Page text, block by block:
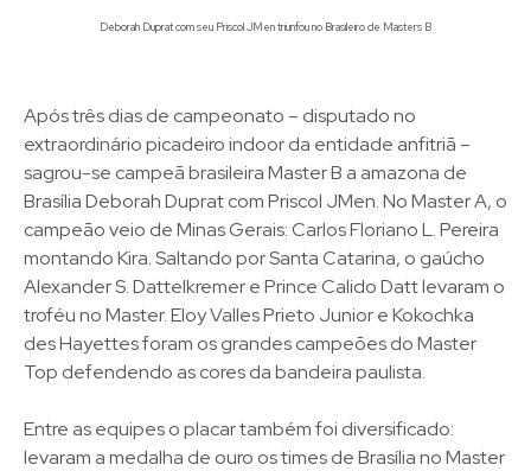
Deborah Duprat com seu Priscol JMen triunfou no Brasileiro de Masters B
Após três dias de campeonato – disputado no
extraordinário picadeiro indoor da entidade anfitriã –
sagrou-se campeã brasileira Master B a amazona de
Brasília Deborah Duprat com Priscol JMen. No Master A, o
campeão veio de Minas Gerais: Carlos Floriano L. Pereira
montando Kira. Saltando por Santa Catarina, o gaúcho
Alexander S. Dattelkremer e Prince Calido Datt levaram o
troféu no Master. Eloy Valles Prieto Junior e Kokochka
des Hayettes foram os grandes campeões do Master
Top defendendo as cores da bandeira paulista.
Entre as equipes o placar também foi diversificado:
levaram a medalha de ouro os times de Brasília no Master